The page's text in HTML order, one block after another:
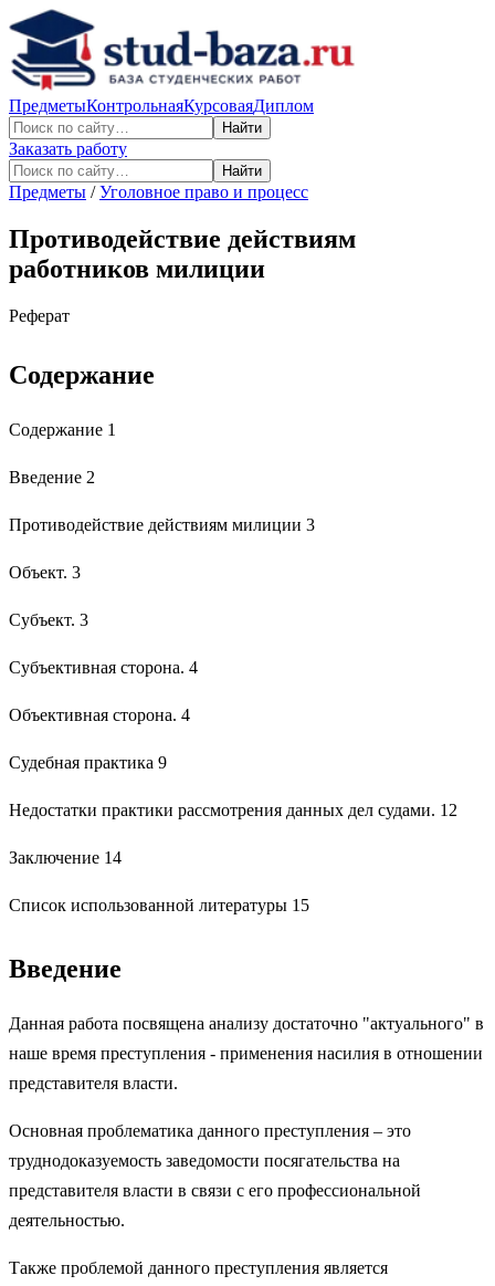
ПредметыКонтрольнаяКурсоваяДиплом
Найти
Заказать работу
Найти
Предметы /Уголовное право и процесс
Противодействие действиям
работников милиции
Реферат
Содержание
Содержание 1
Введение 2
Противодействие действиям милиции 3
Объект. 3
Субъект. 3
Субъективная сторона. 4
Объективная сторона. 4
Судебная практика 9
Недостатки практики рассмотрения данных дел судами. 12
Заключение 14
Список использованной литературы 15
Введение
Данная работа посвящена анализу достаточно "актуального" в
наше время преступления - применения насилия в отношении
представителя власти.
Основная проблематика данного преступления – это
труднодоказуемость заведомости посягательства на
представителя власти в связи с его профессиональной
деятельностью.
Также проблемой данного преступления является